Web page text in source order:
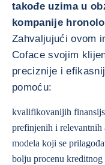
takođe uzima u
kompanije
Zahvaljujući ovom
Coface svojim
preciznije i
pomoću:
kvalifikovanijih
prefinjenih i relevantnih
modela koji se
bolju procenu